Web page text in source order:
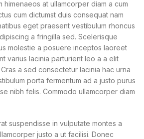
himenaeos at ullamcorper diam a cum
cum dictumst duis consequat nam
eget praesent vestibulum rhoncus
a fringilla sed. Scelerisque
molestie a posuere inceptos laoreet
varius lacinia parturient leo a a elit
a sed consectetur lacinia hac urna
porta fermentum ad a justo purus
nibh felis. Commodo ullamcorper diam
suspendisse in vulputate montes a
justo a ut facilisi. Donec